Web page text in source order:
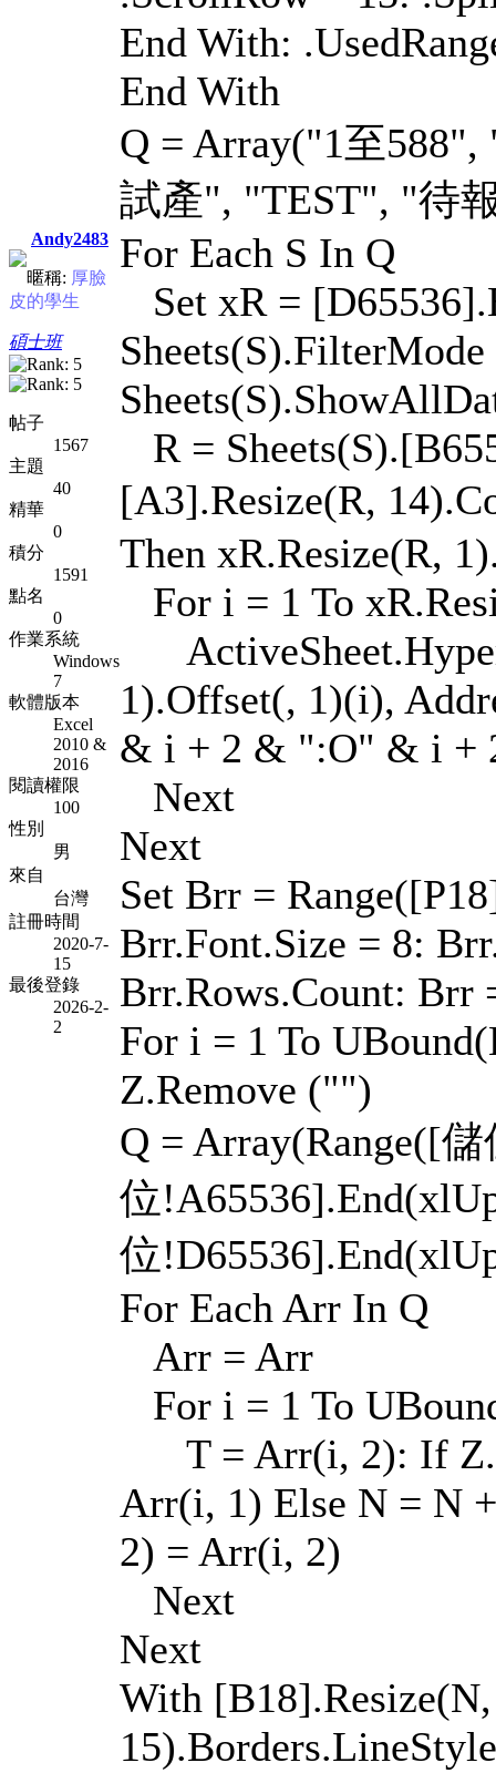
Andy2483
暱稱: 厚臉
皮的學生
碩士班
帖子
1567
主題
40
精華
0
積分
1591
點名
0
作業系統
Windows
7
軟體版本
Excel
2010 &
2016
閱讀權限
100
性別
男
來自
台灣
註冊時間
2020-7-
15
最後登錄
2026-2-
2
End With:
End With
Q = Array("1至588",
試產", "TEST", "待
For Each S In Q
Set xR =
R =
[A3].Resize(R,
Then xR.Resize(R,
For i = 1 To
1).Offset(, 1)(i),
& i + 2 & ":O" & i +
Next
Next
Set Brr =
Brr.Font.Size = 8:
Brr.Rows.Count: Brr
For i = 1 To
Z.Remove ("")
Q = Array(Range([
位
位
For Each Arr In Q
Arr = Arr
For i = 1 To
T = Arr(i, 2): If
Arr(i, 1) Else N = N
2) = Arr(i, 2)
Next
Next
With